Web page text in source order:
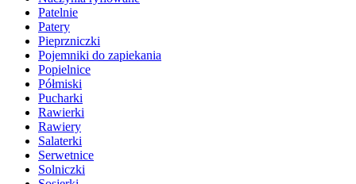
Patelnie
Patery
Pieprzniczki
Pojemniki do zapiekania
Popielnice
Półmiski
Pucharki
Rawierki
Rawiery
Salaterki
Serwetnice
Solniczki